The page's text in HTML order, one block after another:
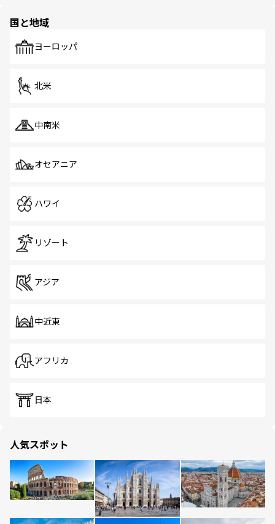
で、ホーカーズは地元の風情を楽しめる外せないスポット
国と地域
ヨーロッパ
北米
中南米
オセアニア
ハワイ
リゾート
アジア
中近東
アフリカ
日本
人気スポット